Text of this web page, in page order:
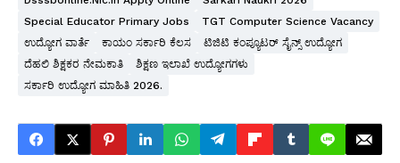
Special Educator Primary Jobs
TGT Computer Science Vacancy
ಉದ್ಯೋಗ ವಾರ್ತೆ
ಕಾಯಂ ಸರ್ಕಾರಿ ಕೆಲಸ
ಟಿಜಿಟಿ ಕಂಪ್ಯೂಟರ್ ಸೈನ್ಸ್ ಉದ್ಯೋಗ
ದೆಹಲಿ ಶಿಕ್ಷಕರ ನೇಮಕಾತಿ
ಶಿಕ್ಷಣ ಇಲಾಖೆ ಉದ್ಯೋಗಗಳು
ಸರ್ಕಾರಿ ಉದ್ಯೋಗ ಮಾಹಿತಿ 2026.